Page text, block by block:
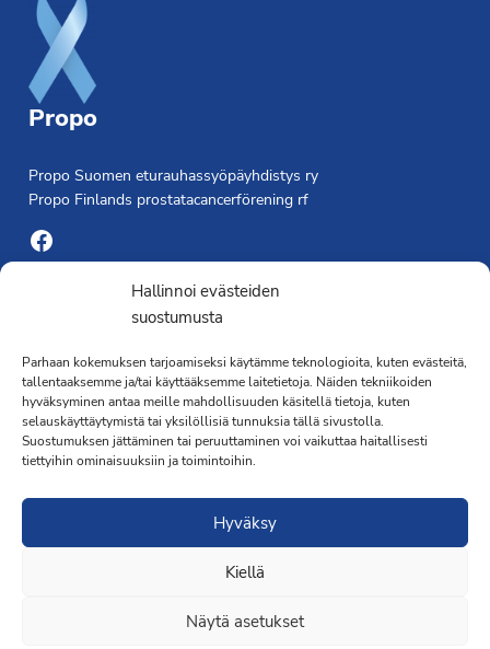
Hallinnoi evästeiden
suostumusta
Parhaan kokemuksen tarjoamiseksi käytämme teknologioita, kuten evästeitä,
tallentaaksemme ja/tai käyttääksemme laitetietoja. Näiden tekniikoiden
hyväksyminen antaa meille mahdollisuuden käsitellä tietoja, kuten
selauskäyttäytymistä tai yksilöllisiä tunnuksia tällä sivustolla.
Suostumuksen jättäminen tai peruuttaminen voi vaikuttaa haitallisesti
tiettyihin ominaisuuksiin ja toimintoihin.
Hyväksy
Kiellä
Näytä asetukset
Propo
Propo Suomen eturauhassyöpäyhdistys ry
Propo Finlands prostatacancerförening rf
Facebook
Yhdistyksen toimisto
Laivapojankatu 3 C, 00180 Helsinki
toimisto@propo.fi
Saavutettavuusseloste »
Toiminnanjohtaja